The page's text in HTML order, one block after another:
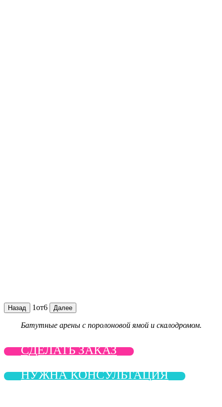
Назад 1от6 Далее
Батутные арены с поролоновой ямой и скалодромом.
СДЕЛАТЬ ЗАКАЗ
НУЖНА КОНСУЛЬТАЦИЯ